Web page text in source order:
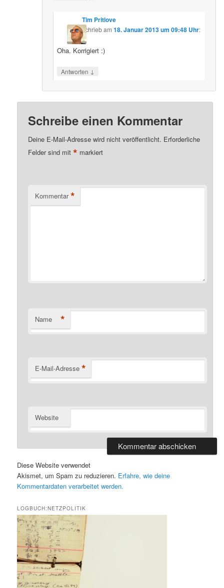
Tim Pritlove
schriebam 18. Januar 2013 um 09:48 Uhr:
Oha. Korrigiert :)
Antworten ↓
Schreibe einen Kommentar
Deine E-Mail-Adresse wird nicht veröffentlicht. Erforderliche
Felder sind mit* markiert
Kommentar *
Name *
E-Mail-Adresse *
Website
Diese Website verwendet
Akismet, um Spam zu reduzieren. Erfahre, wie deine
Kommentardaten verarbeitet werden.
LOGBUCH:NETZPOLITIK